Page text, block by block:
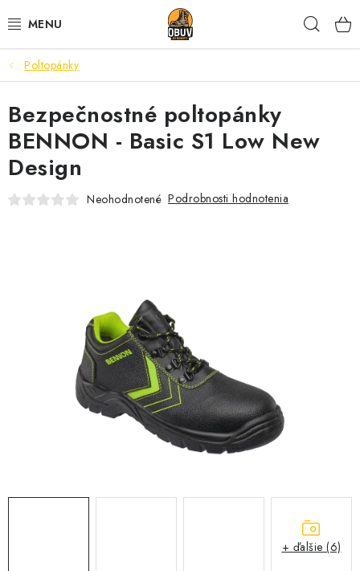
na
PRACOVNÁ A BEZPEČNOSTNÁ OBUV
VOĽNOČASOVÁ OBUV
VÝPREDAJ
VLOŽKY
BEZPEČNOSTNÉ NORMY A SYMBOLY
Poltopánky
Bezpečnostné poltopánky
BENNON - Basic S1 Low New
Design
Neohodnotené Podrobnosti hodnotenia
+ ďalšie (6)